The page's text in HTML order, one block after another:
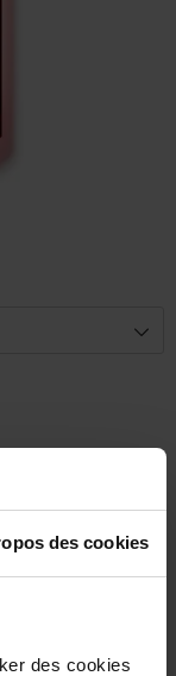
des cookies
des cookies